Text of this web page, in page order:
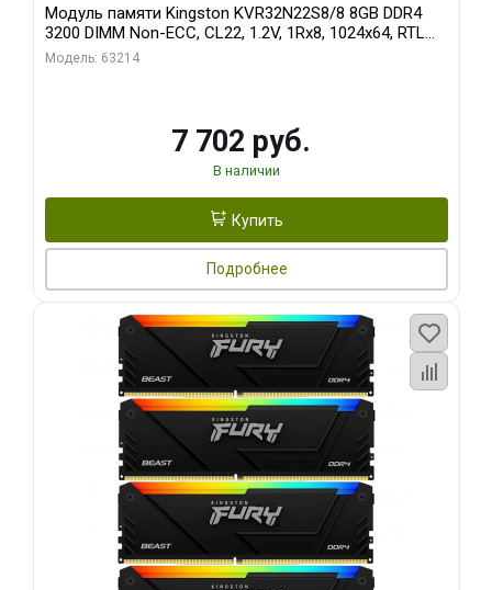
Модуль памяти Kingston KVR32N22S8/8 8GB DDR4
3200 DIMM Non-ECC, CL22, 1.2V, 1Rx8, 1024x64, RTL
(296068)
Модель: 63214
7 702 руб.
В наличии
Купить
Подробнее